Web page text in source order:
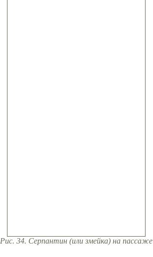
Рис. 34. Серпантин (или змейка) на пассаже